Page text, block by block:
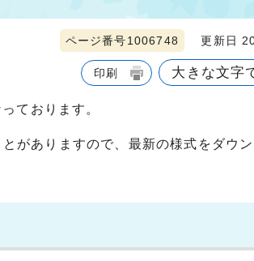
ページ番号1006748 更新日
印刷 大きな文字
ております。
がありますので、最新の様式をダウ